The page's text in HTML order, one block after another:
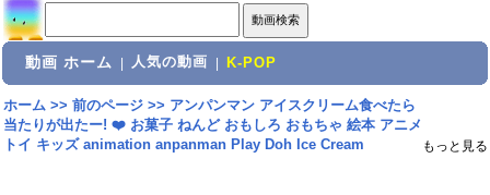
動画 ホーム 人気の動画 K-POP
ホーム>> 前のページ>> アンパンマン アイスクリーム食べたら
当たりが出たー! ❤️ お菓子 ねんど おもしろ おもちゃ 絵本 アニメ
トイ キッズ animation anpanman Play Doh Ice Cream
もっと見る